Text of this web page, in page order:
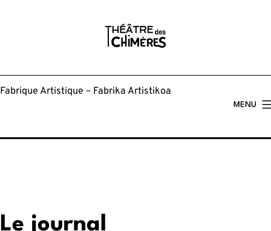
Fabrique Artistique – Fabrika Artistikoa
MENU
Le journal